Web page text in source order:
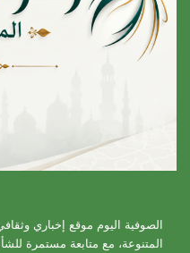
الصوفية اليوم موقع إخباري
المتنوعة، مع متابعة مستمرة